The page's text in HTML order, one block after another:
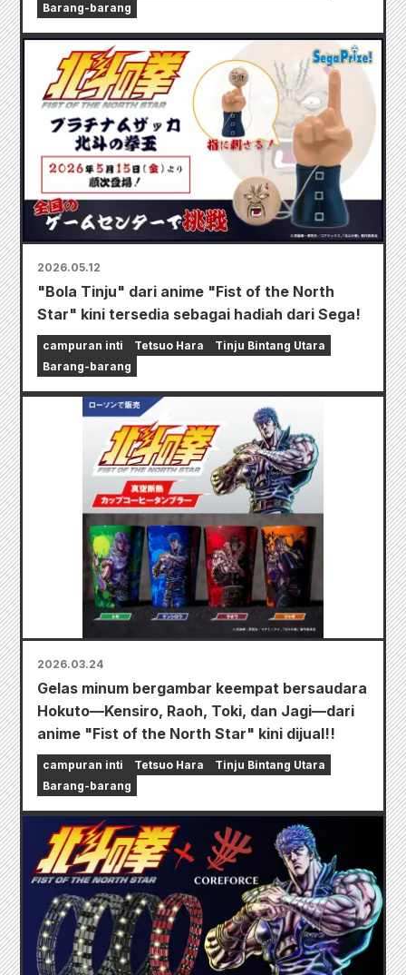
Barang-barang
2026.05.12
"Bola Tinju" dari anime "Fist of the North
Star" kini tersedia sebagai hadiah dari Sega!
campuran inti Tetsuo Hara
Tinju Bintang Utara
Barang-barang
2026.03.24
Gelas minum bergambar keempat bersaudara
Hokuto—Kensiro, Raoh, Toki, dan Jagi—dari
anime "Fist of the North Star" kini dijual!!
campuran inti Tetsuo Hara
Tinju Bintang Utara
Barang-barang